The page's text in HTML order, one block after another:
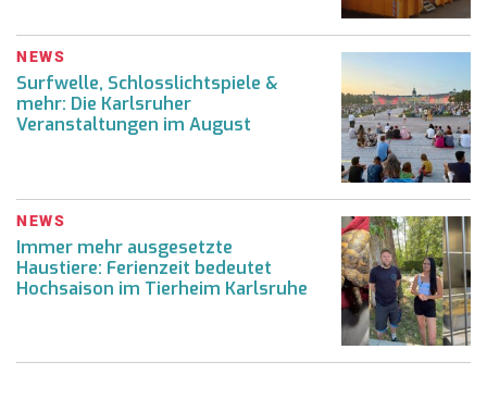
NEWS
Surfwelle, Schlosslichtspiele &
mehr: Die Karlsruher
Veranstaltungen im August
NEWS
Immer mehr ausgesetzte
Haustiere: Ferienzeit bedeutet
Hochsaison im Tierheim Karlsruhe